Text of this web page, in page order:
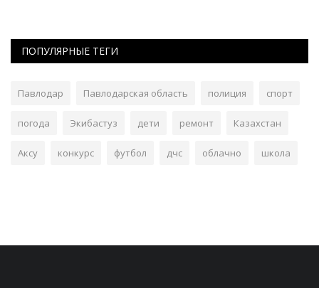
ПОПУЛЯРНЫЕ ТЕГИ
Павлодар Павлодарская область полиция спорт
погода Экибастуз дети ремонт Казахстан
Аксу конкурс футбол дчс облачно школа